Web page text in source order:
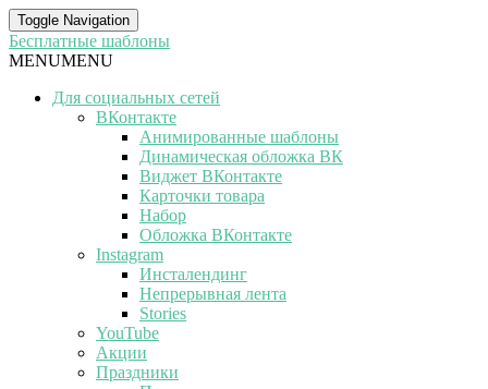
Toggle Navigation
Бесплатные шаблоны
MENUMENU
Для социальных сетей
ВКонтакте
Анимированные шаблоны
Динамическая обложка ВК
Виджет ВКонтакте
Карточки товара
Набор
Обложка ВКонтакте
Instagram
Инсталендинг
Непрерывная лента
Stories
YouTube
Акции
Праздники